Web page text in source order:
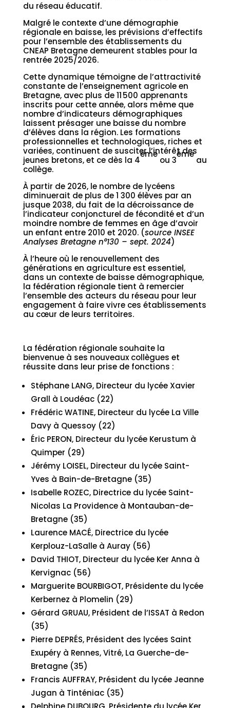
du réseau éducatif.
Malgré le contexte d’une démographie
régionale en baisse, les prévisions d’effectifs
pour l’ensemble des établissements du
CNEAP Bretagne demeurent stables pour la
rentrée 2025/2026.
Cette dynamique témoigne de l’attractivité
constante de l’enseignement agricole en
Bretagne, avec plus de 11 500 apprenants
inscrits pour cette année, alors même que
nombre d’indicateurs démographiques
laissent présager une baisse du nombre
d’élèves dans la région. Les formations
professionnelles et technologiques, riches et
variées, continuent de susciter l’intérêt des
jeunes bretons, et ce dès la 4
ème
ou 3
ème
au
collège.
À partir de 2026, le nombre de lycéens
diminuerait de plus de 1 300 élèves par an
jusque 2038, du fait de la décroissance de
l’indicateur conjoncturel de fécondité et d’un
moindre nombre de femmes en âge d’avoir
un enfant entre 2010 et 2020. (source INSEE
Analyses Bretagne n°130 – sept. 2024)
À l’heure où le renouvellement des
générations en agriculture est essentiel,
dans un contexte de baisse démographique,
la fédération régionale tient à remercier
l’ensemble des acteurs du réseau pour leur
engagement à faire vivre ces établissements
au cœur de leurs territoires.
La fédération régionale souhaite la
bienvenue à ses nouveaux collègues et
réussite dans leur prise de fonctions :
Stéphane LANG, Directeur du lycée Xavier
Grall à Loudéac (22)
Frédéric WATINE, Directeur du lycée La Ville
Davy à Quessoy (22)
Éric PERON, Directeur du lycée Kerustum à
Quimper (29)
Jérémy LOISEL, Directeur du lycée Saint-
Yves à Bain-de-Bretagne (35)
Isabelle ROZEC, Directrice du lycée Saint-
Nicolas La Providence à Montauban-de-
Bretagne (35)
Laurence MACÉ, Directrice du lycée
Kerplouz-LaSalle à Auray (56)
David THIOT, Directeur du lycée Ker Anna à
Kervignac (56)
Marguerite BOURBIGOT, Présidente du lycée
Kerbernez à Plomelin (29)
Gérard GRUAU, Président de l’ISSAT à Redon
(35)
Pierre DEPRÉS, Président des lycées Saint
Exupéry à Rennes, Vitré, La Guerche-de-
Bretagne (35)
Francis AUFFRAY, Président du lycée Jeanne
Jugan à Tinténiac (35)